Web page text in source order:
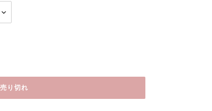
売り切れ